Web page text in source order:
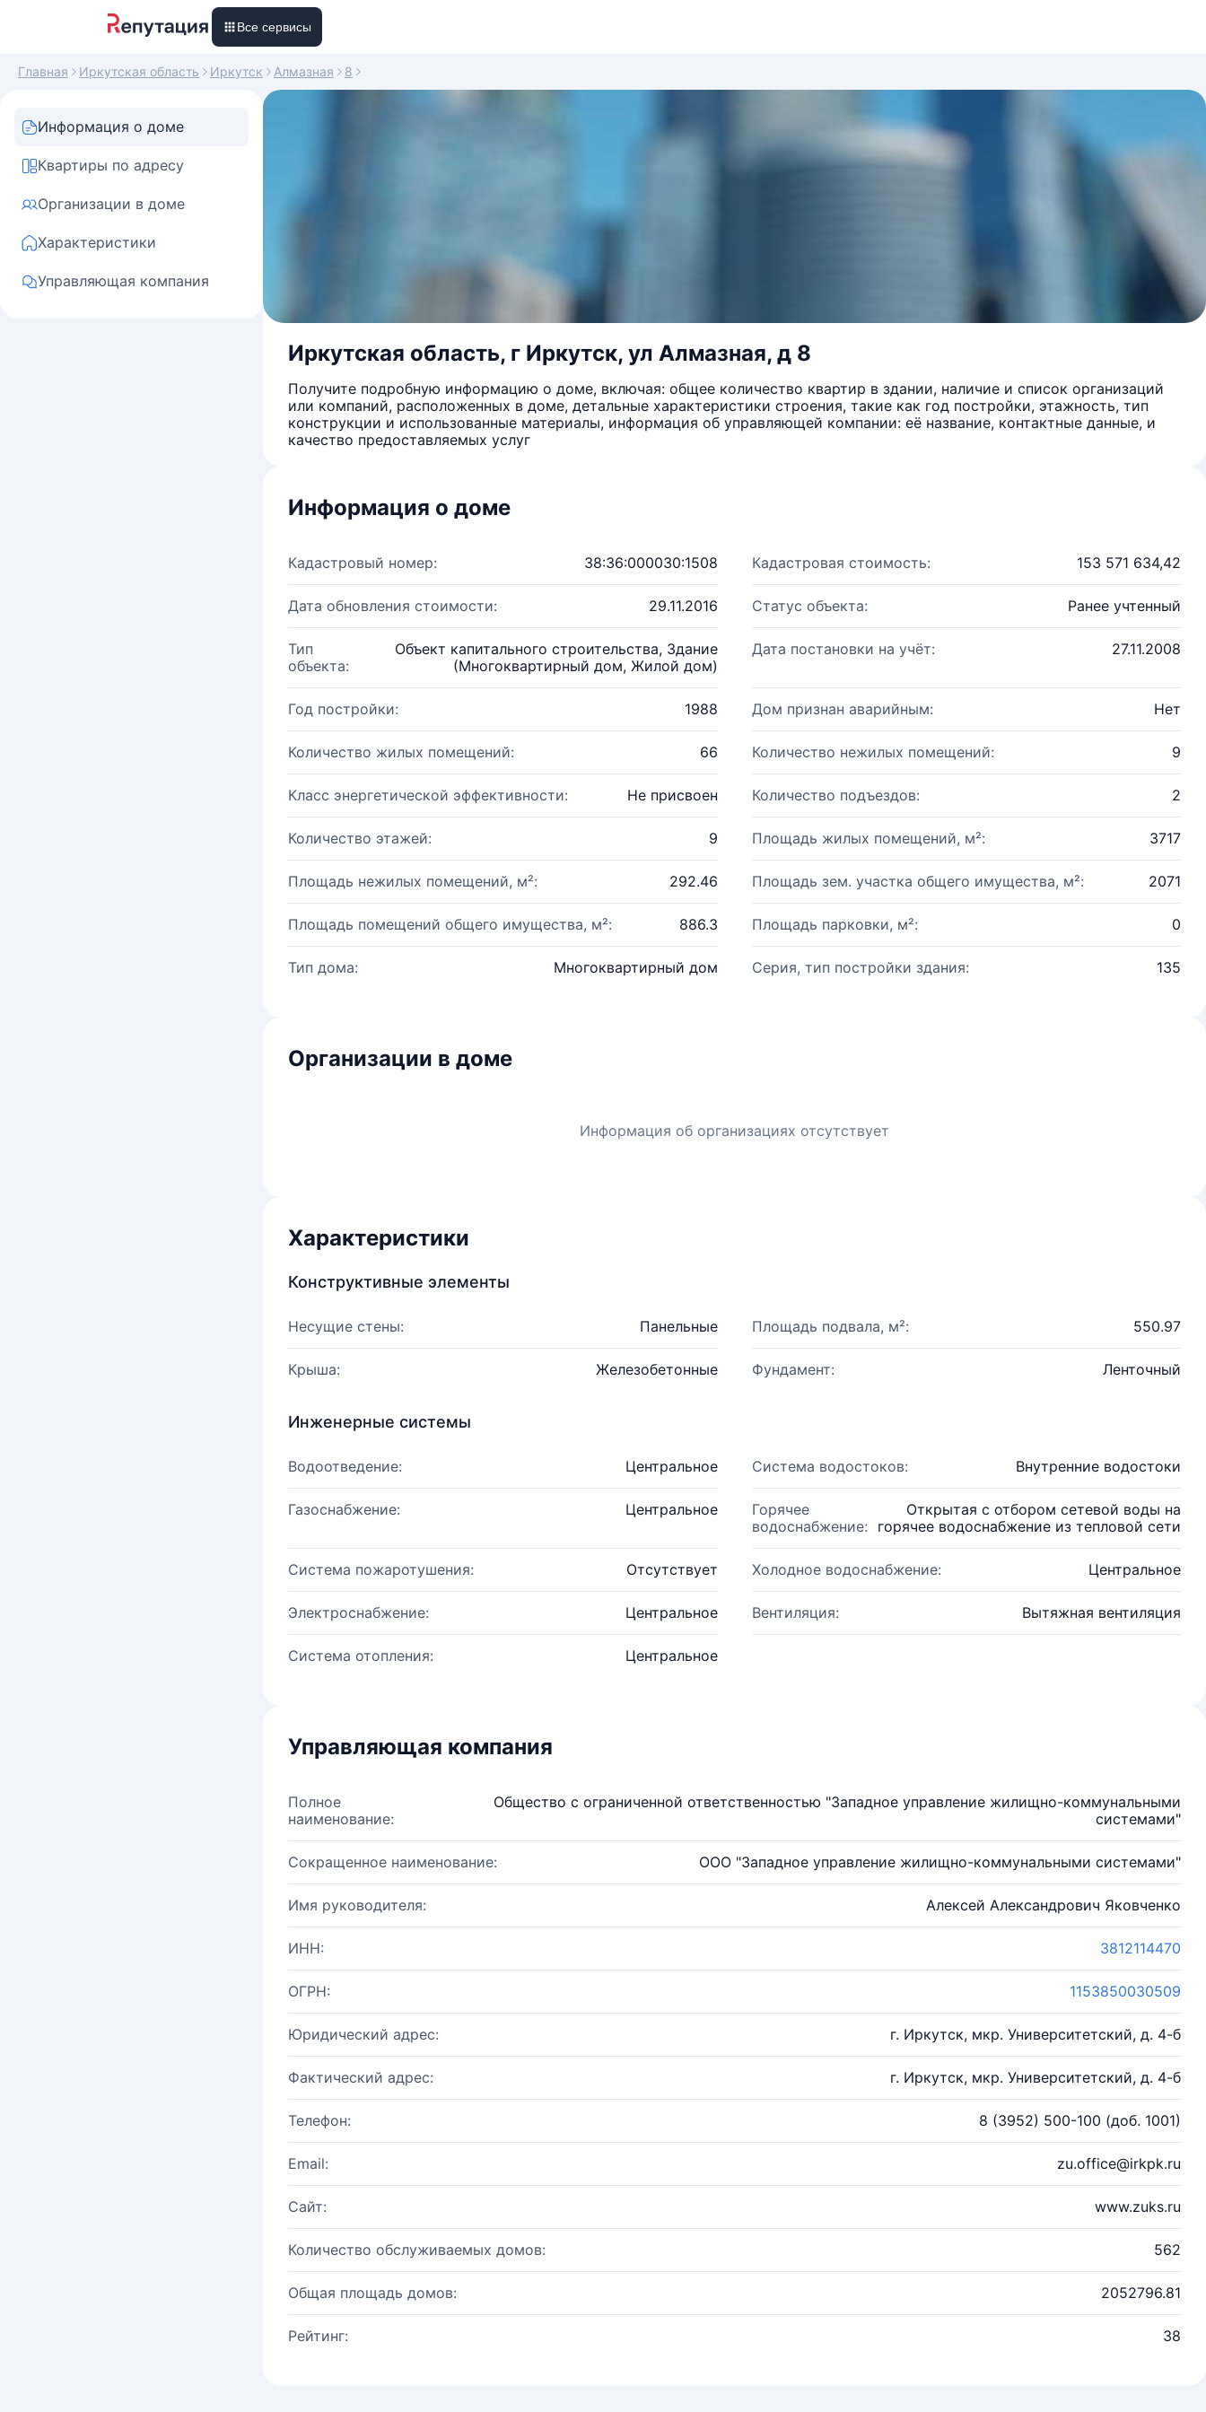
Все сервисы
Главная Иркутская область Иркутск Алмазная 8
Информация о доме
Квартиры по адресу
Организации в доме
Характеристики
Управляющая компания
Иркутская область, г Иркутск, ул Алмазная, д 8
Получите подробную информацию о доме, включая: общее количество квартир в здании, наличие и список организаций
или компаний, расположенных в доме, детальные характеристики строения, такие как год постройки, этажность, тип
конструкции и использованные материалы, информация об управляющей компании: её название, контактные данные, и
качество предоставляемых услуг
Информация о доме
Кадастровый номер: 38:36:000030:1508 Кадастровая стоимость: 153 571 634,42
Дата обновления стоимости: 29.11.2016 Статус объекта: Ранее учтенный
Тип
объекта:
Объект капитального строительства, Здание
(Многоквартирный дом, Жилой дом)
Дата постановки на учёт: 27.11.2008
Год постройки: 1988 Дом признан аварийным: Нет
Количество жилых помещений: 66 Количество нежилых помещений: 9
Класс энергетической эффективности: Не присвоен Количество подъездов: 2
Количество этажей: 9 Площадь жилых помещений, м²: 3717
Площадь нежилых помещений, м²: 292.46 Площадь зем. участка общего имущества, м²: 2071
Площадь помещений общего имущества, м²: 886.3 Площадь парковки, м²: 0
Тип дома: Многоквартирный дом Серия, тип постройки здания: 135
Организации в доме
Информация об организациях отсутствует
Характеристики
Конструктивные элементы
Несущие стены: Панельные Площадь подвала, м²: 550.97
Крыша: Железобетонные Фундамент: Ленточный
Инженерные системы
Водоотведение: Центральное Система водостоков: Внутренние водостоки
Газоснабжение: Центральное
Горячее
водоснабжение:
Открытая с отбором сетевой воды на
горячее водоснабжение из тепловой сети
Система пожаротушения: Отсутствует Холодное водоснабжение: Центральное
Электроснабжение: Центральное Вентиляция: Вытяжная вентиляция
Система отопления: Центральное
Управляющая компания
Полное
наименование:
Общество с ограниченной ответственностью "Западное управление жилищно-коммунальными
системами"
Сокращенное наименование: ООО "Западное управление жилищно-коммунальными системами"
Имя руководителя: Алексей Александрович Яковченко
ИНН: 3812114470
ОГРН: 1153850030509
Юридический адрес: г. Иркутск, мкр. Университетский, д. 4-б
Фактический адрес: г. Иркутск, мкр. Университетский, д. 4-б
Телефон: 8 (3952) 500-100 (доб. 1001)
Email: zu.office@irkpk.ru
Сайт: www.zuks.ru
Количество обслуживаемых домов: 562
Общая площадь домов: 2052796.81
Рейтинг: 38